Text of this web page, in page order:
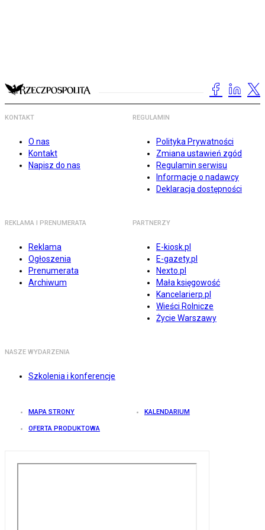
KONTAKT
O nas
Kontakt
Napisz do nas
REGULAMIN
Polityka Prywatności
Zmiana ustawień zgód
Regulamin serwisu
Informacje o nadawcy
Deklaracja dostępności
REKLAMA I PRENUMERATA
Reklama
Ogłoszenia
Prenumerata
Archiwum
PARTNERZY
E-kiosk.pl
E-gazety.pl
Nexto.pl
Mała księgowość
Kancelarierp.pl
Wieści Rolnicze
Życie Warszawy
NASZE WYDARZENIA
Szkolenia i konferencje
MAPA STRONY KALENDARIUM
OFERTA PRODUKTOWA